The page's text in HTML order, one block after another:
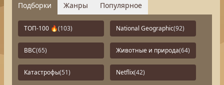
Подборки Жанры Популярное
ТОП-100 🔥(103) National Geographic(92)
BBC(65) Животные и природа(64)
Катастрофы(51) Netflix(42)